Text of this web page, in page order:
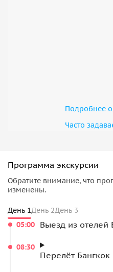
Подробнее
Часто
Программа экскурсии
Обратите внимание, что
изменены.
День 1День 2День 3
05:00
Выезд из отелей
08:30
Перелёт